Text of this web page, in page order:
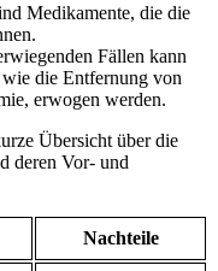
Medikamente, die die
Fällen kann
⁢die Entfernung von
erwogen werden.
Übersicht über die
deren Vor-⁤ und
Nachteile